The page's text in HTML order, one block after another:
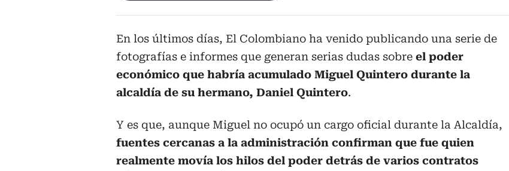
En los últimos días, El Colombiano ha venido publicando una serie de
fotografías e informes que generan serias dudas sobre el poder
económico que habría acumulado Miguel Quintero durante la
alcaldía de su hermano, Daniel Quintero.
Y es que, aunque Miguel no ocupó un cargo oficial durante la Alcaldía,
fuentes cercanas a la administración confirman que fue quien
realmente movía los hilos del poder detrás de varios contratos